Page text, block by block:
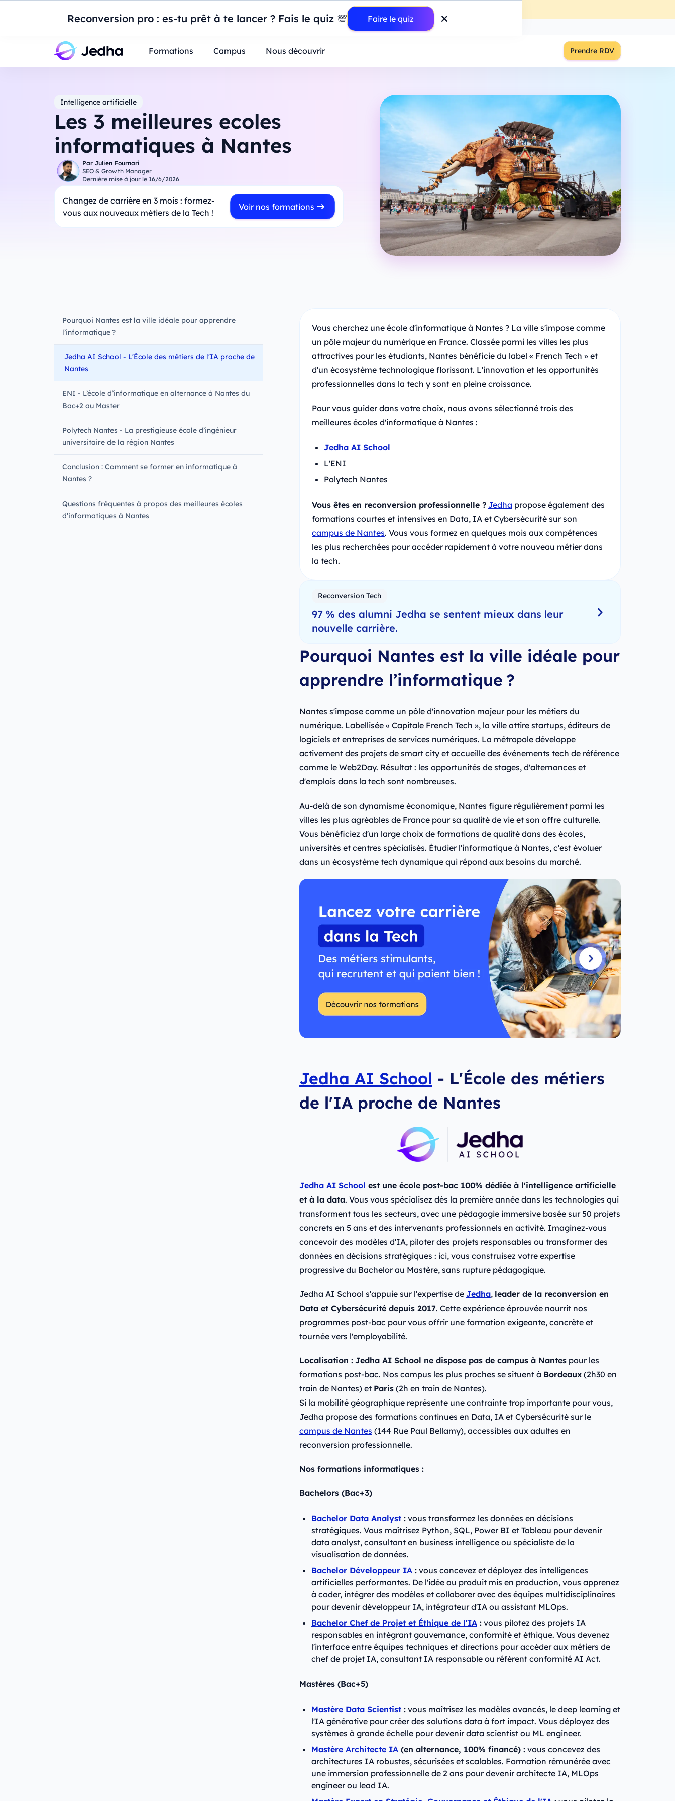
Reconversion pro : es-tu prêt à te lancer ? Fais le quiz 💯 Faire le quiz
Introduction à Power BI : construisez votre premier dashboard de A à Z-Mardi
Étudiants Parents
Formations Campus Nous découvrir Prendre RDV
Intelligence artificielle
Les 3 meilleures ecoles
informatiques à Nantes
Par Julien Fournari
SEO & Growth Manager
Dernière mise à jour le 16/6/2026
Changez de carrière en 3 mois : formez-
vous aux nouveaux métiers de la Tech !
Voir nos formations
Pourquoi Nantes est la ville idéale pour apprendre
l’informatique ?
Jedha AI School - L'École des métiers de l'IA proche de
Nantes
ENI - L’école d’informatique en alternance à Nantes du
Bac+2 au Master
Polytech Nantes - La prestigieuse école d’ingénieur
universitaire de la région Nantes
Conclusion : Comment se former en informatique à
Nantes ?
Questions fréquentes à propos des meilleures écoles
d’informatiques à Nantes
Vous cherchez une école d'informatique à Nantes ? La ville s'impose comme
un pôle majeur du numérique en France. Classée parmi les villes les plus
attractives pour les étudiants, Nantes bénéficie du label « French Tech » et
d'un écosystème technologique florissant. L'innovation et les opportunités
professionnelles dans la tech y sont en pleine croissance.
Pour vous guider dans votre choix, nous avons sélectionné trois des
meilleures écoles d'informatique à Nantes :
Jedha AI School
L'ENI
Polytech Nantes
Vous êtes en reconversion professionnelle ? Jedha propose également des
formations courtes et intensives en Data, IA et Cybersécurité sur son
campus de Nantes. Vous vous formez en quelques mois aux compétences
les plus recherchées pour accéder rapidement à votre nouveau métier dans
la tech.
Reconversion Tech
97 % des alumni Jedha se sentent mieux dans leur
nouvelle carrière.
Pourquoi Nantes est la ville idéale pour
apprendre l’informatique ?
Nantes s'impose comme un pôle d'innovation majeur pour les métiers du
numérique. Labellisée « Capitale French Tech », la ville attire startups, éditeurs de
logiciels et entreprises de services numériques. La métropole développe
activement des projets de smart city et accueille des événements tech de référence
comme le Web2Day. Résultat : les opportunités de stages, d'alternances et
d'emplois dans la tech sont nombreuses.
Au-delà de son dynamisme économique, Nantes figure régulièrement parmi les
villes les plus agréables de France pour sa qualité de vie et son offre culturelle.
Vous bénéficiez d'un large choix de formations de qualité dans des écoles,
universités et centres spécialisés. Étudier l'informatique à Nantes, c'est évoluer
dans un écosystème tech dynamique qui répond aux besoins du marché.
Jedha AI School - L'École des métiers
de l'IA proche de Nantes
Jedha AI School est une école post-bac 100% dédiée à l'intelligence artificielle
et à la data. Vous vous spécialisez dès la première année dans les technologies qui
transforment tous les secteurs, avec une pédagogie immersive basée sur 50 projets
concrets en 5 ans et des intervenants professionnels en activité. Imaginez-vous
concevoir des modèles d'IA, piloter des projets responsables ou transformer des
données en décisions stratégiques : ici, vous construisez votre expertise
progressive du Bachelor au Mastère, sans rupture pédagogique.
Jedha AI School s'appuie sur l'expertise de Jedha, leader de la reconversion en
Data et Cybersécurité depuis 2017. Cette expérience éprouvée nourrit nos
programmes post-bac pour vous offrir une formation exigeante, concrète et
tournée vers l'employabilité.
Localisation : Jedha AI School ne dispose pas de campus à Nantespour les
formations post-bac. Nos campus les plus proches se situent à Bordeaux(2h30 en
train de Nantes) et Paris(2h en train de Nantes).
Si la mobilité géographique représente une contrainte trop importante pour vous,
Jedha propose des formations continues en Data, IA et Cybersécurité sur le
campus de Nantes (144 Rue Paul Bellamy), accessibles aux adultes en
reconversion professionnelle.
Nos formations informatiques :
Bachelors (Bac+3)
Bachelor Data Analyst:vous transformez les données en décisions
stratégiques. Vous maîtrisez Python, SQL, Power BI et Tableau pour devenir
data analyst, consultant en business intelligence ou spécialiste de la
visualisation de données.
Bachelor Développeur IA:vous concevez et déployez des intelligences
artificielles performantes. De l'idée au produit mis en production, vous apprenez
à coder, intégrer des modèles et collaborer avec des équipes multidisciplinaires
pour devenir développeur IA, intégrateur d'IA ou assistant MLOps.
Bachelor Chef de Projet et Éthique de l'IA:vous pilotez des projets IA
responsables en intégrant gouvernance, conformité et éthique. Vous devenez
l'interface entre équipes techniques et directions pour accéder aux métiers de
chef de projet IA, consultant IA responsable ou référent conformité AI Act.
Mastères (Bac+5)
Mastère Data Scientist:vous maîtrisez les modèles avancés, le deep learning et
l'IA générative pour créer des solutions data à fort impact. Vous déployez des
systèmes à grande échelle pour devenir data scientist ou ML engineer.
Mastère Architecte IA(en alternance, 100% financé) :vous concevez des
architectures IA robustes, sécurisées et scalables. Formation rémunérée avec
une immersion professionnelle de 2 ans pour devenir architecte IA, MLOps
engineer ou lead IA.